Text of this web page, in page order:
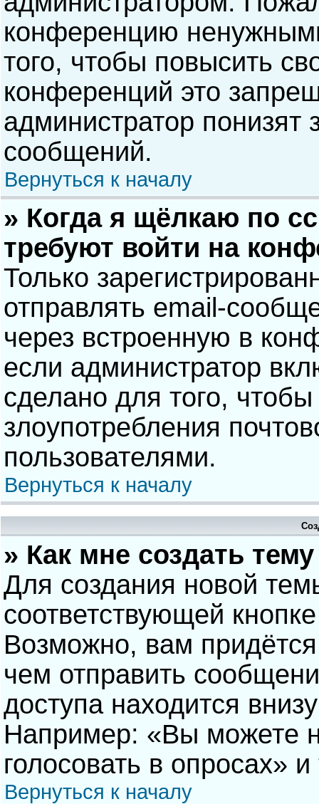
конференцию
того, чтобы повысить
конференций это
администратор понизят
сообщений.
Вернуться к началу
» Когда я щёлкаю по
требуют войти на
Только
отправлять email-
через встроенную в
если администратор
сделано для того, чтобы
злоупотребления
пользователями.
Вернуться к началу
» Как мне создать
Для создания новой
соответствующей
Возможно, вам
чем отправить
доступа находится
Например: «Вы можете
голосовать в опросах» и
Вернуться к началу